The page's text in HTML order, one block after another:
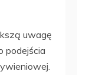
uwagę
podejścia